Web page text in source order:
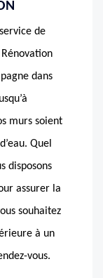
de
dans
murs soient
Quel
disposons
assurer la
souhaitez
à un
vous.